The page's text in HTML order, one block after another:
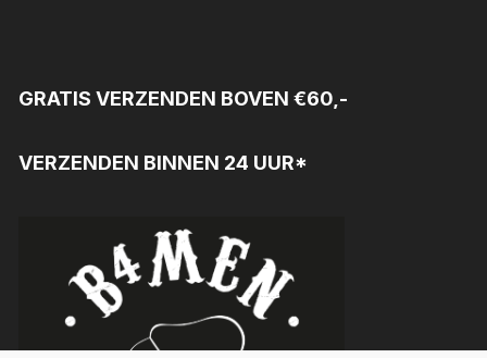
GRATIS VERZENDEN BOVEN €60,-
VERZENDEN BINNEN 24 UUR*